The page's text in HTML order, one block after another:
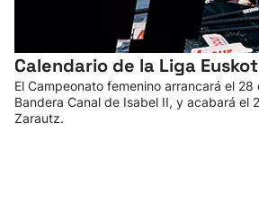
Calendario de la Liga
El Campeonato femenino arrancará el 28
Bandera Canal de Isabel II, y acabará el
Zarautz.